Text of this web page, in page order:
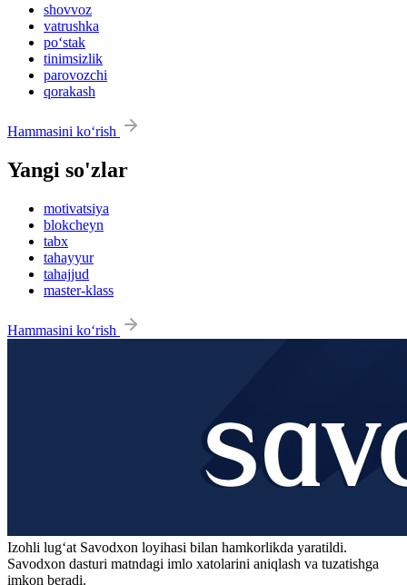
shovvoz
vatrushka
po‘stak
tinimsizlik
parovozchi
qorakash
Hammasini ko‘rish
Yangi so'zlar
motivatsiya
blokcheyn
tabx
tahayyur
tahajjud
master-klass
Hammasini ko‘rish
Izohli lugʻat Savodxon loyihasi bilan hamkorlikda yaratildi.
Savodxon dasturi matndagi imlo xatolarini aniqlash va tuzatishga
imkon beradi.